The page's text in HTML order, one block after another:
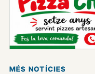
MÉS NOTÍCIES